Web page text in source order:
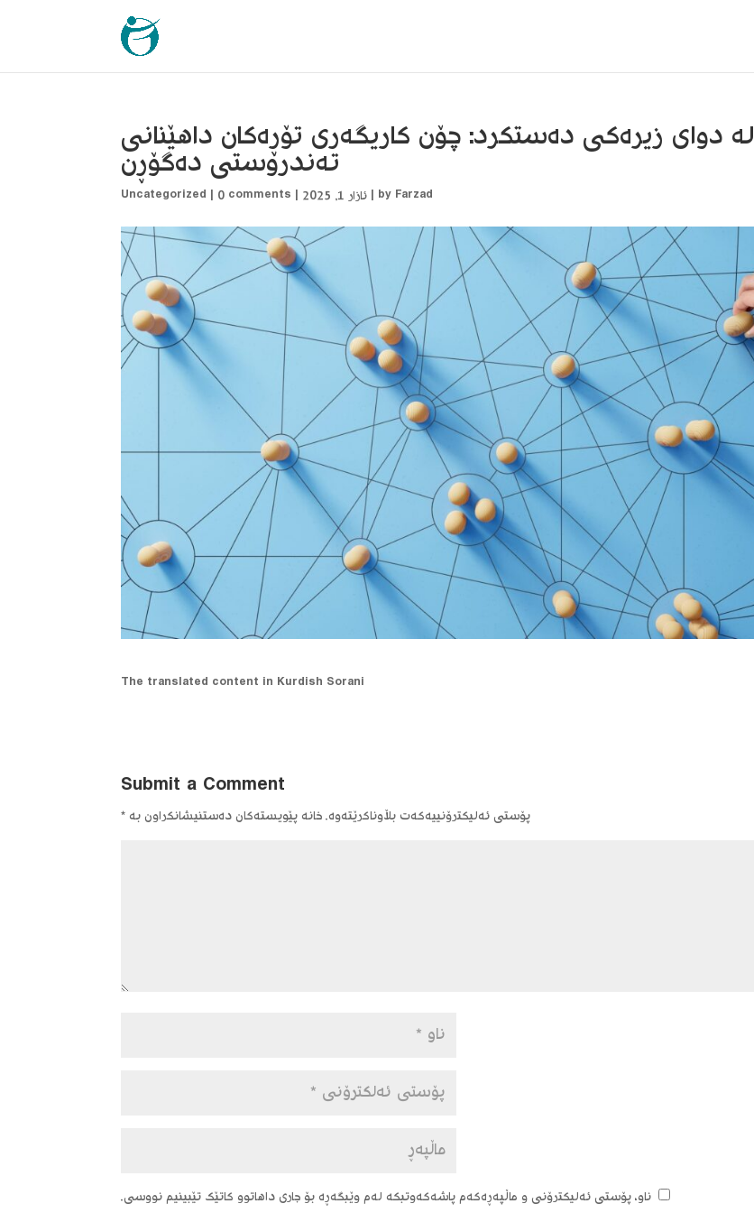
لە دوای زیرەکی دەستکرد: چۆن کاریگەری تۆڕەکان داهێنانی
تەندروستی دەگۆڕن
by Farzad
| ئازار 1, 2025 |
Uncategorized | 0 comments
The translated content in Kurdish Sorani
Submit a Comment
پۆستی ئەلیکترۆنییەکەت بڵاوناکرێتەوە. خانە پێویستەکان دەستنیشانکراون بە *
ناو، پۆستی ئەلیکترۆنی و ماڵپەڕەکەم پاشەکەوتبکە لەم وێبگەڕە بۆ جاری داهاتوو کاتێک تێبینیم نووسی.